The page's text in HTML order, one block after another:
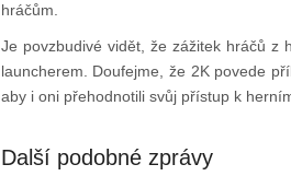
hráčům.
Je povzbudivé vidět, že zážitek hráčů z
launcherem. Doufejme, že 2K povede
aby i oni přehodnotili svůj přístup k
Další podobné zprávy